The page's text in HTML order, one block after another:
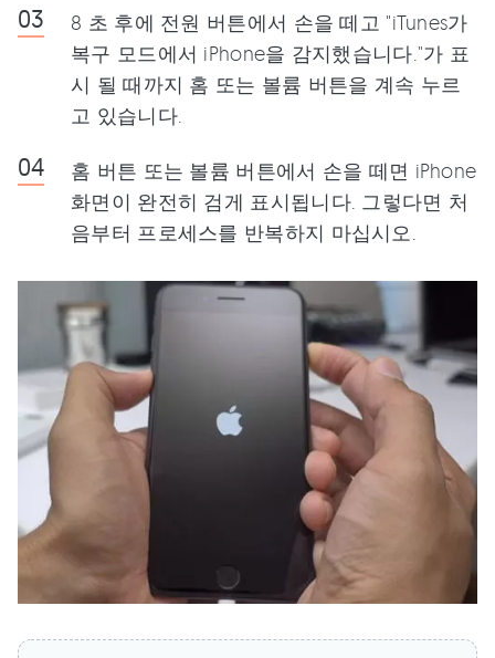
8 초 후에 전원 버튼에서 손을 떼고 "iTunes가
복구 모드에서 iPhone을 감지했습니다."가 표
시 될 때까지 홈 또는 볼륨 버튼을 계속 누르
고 있습니다.
홈 버튼 또는 볼륨 버튼에서 손을 떼면 iPhone
화면이 완전히 검게 표시됩니다. 그렇다면 처
음부터 프로세스를 반복하지 마십시오.